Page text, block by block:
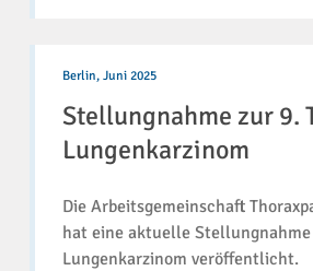
TNM-
Klassifikation
Berlin, Juni 2025
Stellungnahme zur 9.
Lungenkarzinom
Die Arbeitsgemeinschaft
hat eine aktuelle
Lungenkarzinom veröffentlicht.